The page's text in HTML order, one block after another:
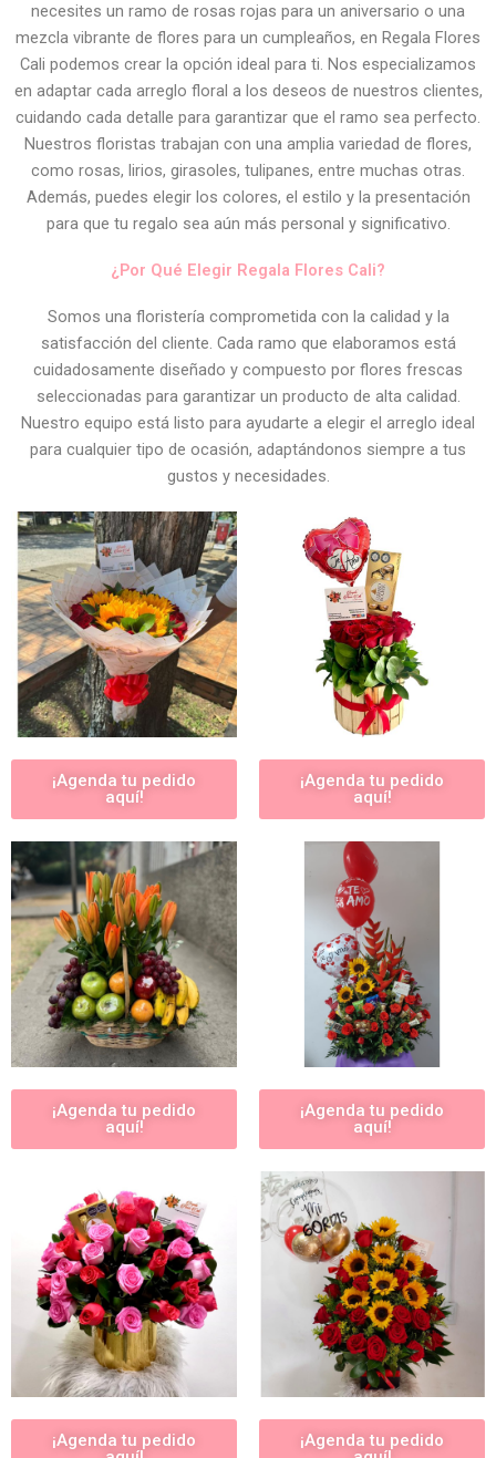
necesites un ramo de rosas rojas para un aniversario o una
mezcla vibrante de flores para un cumpleaños, en Regala Flores
Cali podemos crear la opción ideal para ti. Nos especializamos
en adaptar cada arreglo floral a los deseos de nuestros clientes,
cuidando cada detalle para garantizar que el ramo sea perfecto.
Nuestros floristas trabajan con una amplia variedad de flores,
como rosas, lirios, girasoles, tulipanes, entre muchas otras.
Además, puedes elegir los colores, el estilo y la presentación
para que tu regalo sea aún más personal y significativo.
¿Por Qué Elegir Regala Flores Cali?
Somos una floristería comprometida con la calidad y la
satisfacción del cliente. Cada ramo que elaboramos está
cuidadosamente diseñado y compuesto por flores frescas
seleccionadas para garantizar un producto de alta calidad.
Nuestro equipo está listo para ayudarte a elegir el arreglo ideal
para cualquier tipo de ocasión, adaptándonos siempre a tus
gustos y necesidades.
¡Agenda tu pedido
aquí!
¡Agenda tu pedido
aquí!
¡Agenda tu pedido
aquí!
¡Agenda tu pedido
aquí!
¡Agenda tu pedido
¡Agenda tu pedido